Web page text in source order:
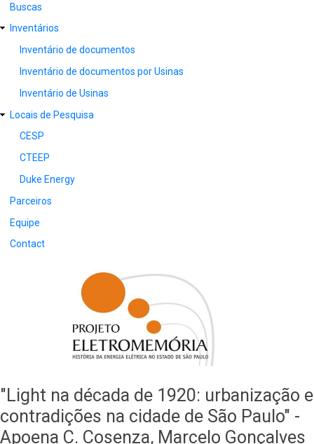
Buscas
Inventários
Inventário de documentos
Inventário de documentos por Usinas
Inventário de Usinas
Locais de Pesquisa
CESP
CTEEP
Duke Energy
Parceiros
Equipe
Contact
"Light na década de 1920: urbanização e
contradições na cidade de São Paulo" -
Apoena C. Cosenza, Marcelo Gonçalves